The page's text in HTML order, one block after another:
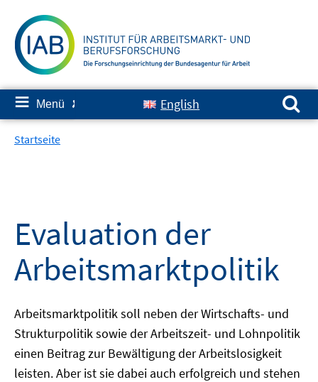
zum
Inhalt
≡ Menü ✘ English
Suchen nach:
Startseite
Evaluation der
Arbeitsmarktpolitik
Arbeitsmarktpolitik soll neben der Wirtschafts- und
Strukturpolitik sowie der Arbeitszeit- und Lohnpolitik
einen Beitrag zur Bewältigung der Arbeitslosigkeit
leisten. Aber ist sie dabei auch erfolgreich und stehen